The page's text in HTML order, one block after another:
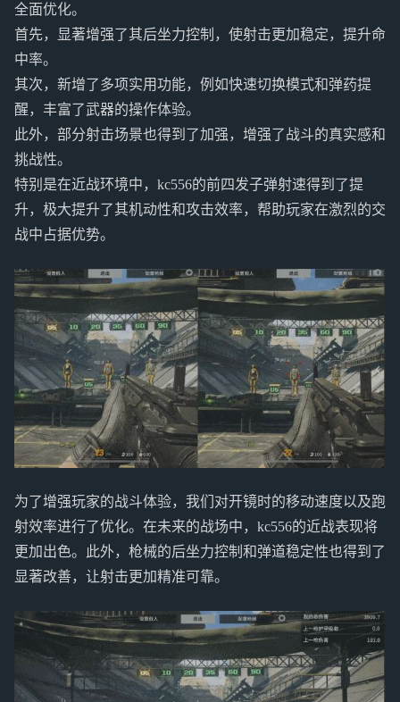
全面优化。
首先，显著增强了其后坐力控制，使射击更加稳定，提升命
中率。
其次，新增了多项实用功能，例如快速切换模式和弹药提
醒，丰富了武器的操作体验。
此外，部分射击场景也得到了加强，增强了战斗的真实感和
挑战性。
特别是在近战环境中，kc556的前四发子弹射速得到了提
升，极大提升了其机动性和攻击效率，帮助玩家在激烈的交
战中占据优势。
为了增强玩家的战斗体验，我们对开镜时的移动速度以及跑
射效率进行了优化。在未来的战场中，kc556的近战表现将
更加出色。此外，枪械的后坐力控制和弹道稳定性也得到了
显著改善，让射击更加精准可靠。